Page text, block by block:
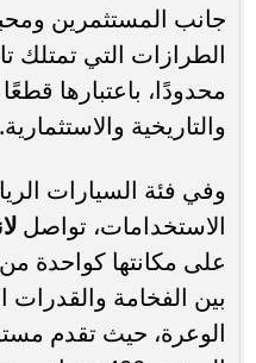
جانب المستثمرين
الطرازات التي تمتلك
محدودًا، باعتبارها
والتاريخية والاستثمارية.
وفي فئة السيارات
الاستخدامات، تواصل
على مكانتها كواحدة
بين الفخامة
الوعرة، حيث تقدم